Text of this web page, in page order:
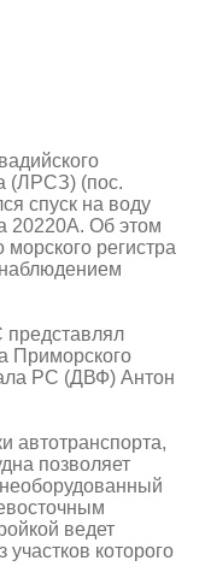
(ЛРСЗ) (пос.
спуск на воду
20220А. Об этом
регистра
Приморского
РС (ДВФ) Антон
автотранспорта,
позволяет
необорудованный
ведет
которого